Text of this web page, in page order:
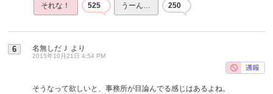
それな！ 525 うーん… 250
6 名無しだＪ より
2015年10月21日 4:54 PM
そうなって欲しいと、事務所が目論んでる感じはあるよね。